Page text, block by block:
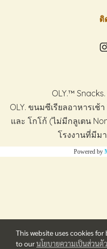
ติ
OLY.™
OLY. ขนมซีเรียลอาหารเช้
และ โกโก้ (ไม่มีกลูเตน
โรงงานที่มีม
Powered by
This website uses cookies
to ourนโยบายความเป็นส่วนตัว